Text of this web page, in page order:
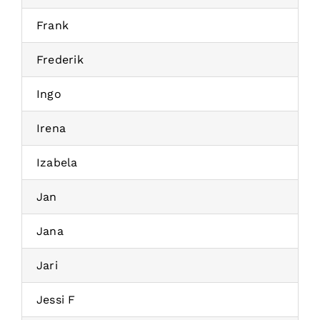
Frank
Frederik
Ingo
Irena
Izabela
Jan
Jana
Jari
Jessi F